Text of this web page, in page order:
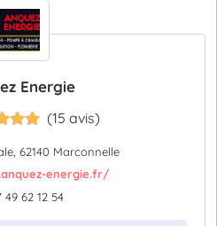
Energie
(15 avis)
62140 Marconnelle
energie.fr/
49 62 12 54